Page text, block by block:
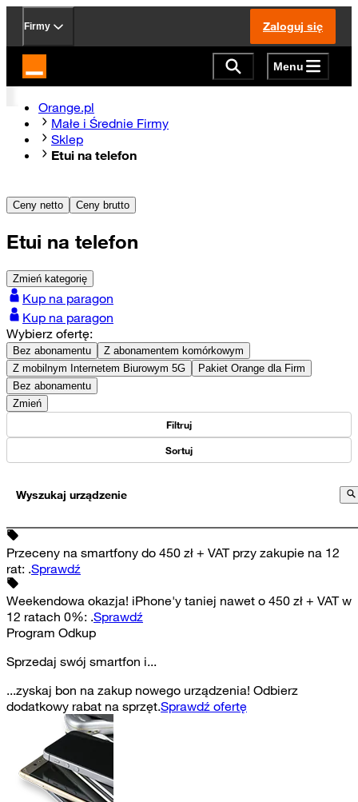
Firmy Zaloguj się
Strona główna Orange.pl Menu
Orange.pl
Małe i Średnie Firmy
Sklep
Etui na telefon
Ceny netto Ceny brutto
Etui na telefon
Zmień kategorię
Kup na paragon
Kup na paragon
Wybierz ofertę:
Bez abonamentu
Z abonamentem komórkowym
Z mobilnym Internetem Biurowym 5G
Pakiet Orange dla Firm
Bez abonamentu
Zmień
Filtruj
Sortuj
Wyszukaj urządzenie
Przeceny na smartfony do 450 zł + VAT przy zakupie na 12
rat: .Sprawdź
Weekendowa okazja! iPhone'y taniej nawet o 450 zł + VAT w
12 ratach 0%: .Sprawdź
Program Odkup
Sprzedaj swój smartfon i...
...zyskaj bon na zakup nowego urządzenia! Odbierz
dodatkowy rabat na sprzęt.Sprawdź ofertę